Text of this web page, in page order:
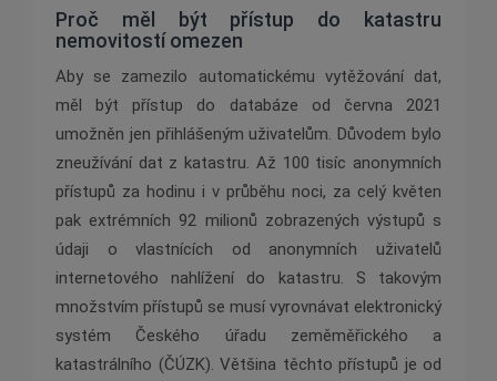
Proč měl být přístup do katastru
nemovitostí omezen
Aby se zamezilo automatickému vytěžování dat,
měl být přístup do databáze od června 2021
umožněn jen přihlášeným uživatelům. Důvodem bylo
zneužívání dat z katastru. Až 100 tisíc anonymních
přístupů za hodinu i v průběhu noci, za celý květen
pak extrémních 92 milionů zobrazených výstupů s
údaji o vlastnících od anonymních uživatelů
internetového nahlížení do katastru. S takovým
množstvím přístupů se musí vyrovnávat elektronický
systém Českého úřadu zeměměřického a
katastrálního (ČÚZK). Většina těchto přístupů je od